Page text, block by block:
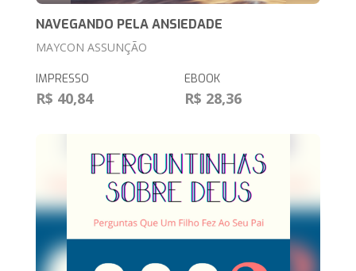
NAVEGANDO PELA ANSIEDADE
MAYCON ASSUNÇÃO
IMPRESSO
R$ 40,84
EBOOK
R$ 28,36